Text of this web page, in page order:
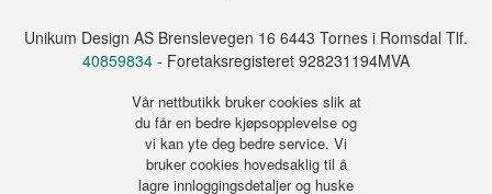
Unikum Design AS Brenslevegen 16 6443 Tornes i Romsdal Tlf.
40859834 - Foretaksregisteret 928231194MVA
Vår nettbutikk bruker cookies slik at
du får en bedre kjøpsopplevelse og
vi kan yte deg bedre service. Vi
bruker cookies hovedsaklig til å
lagre innloggingsdetaljer og huske